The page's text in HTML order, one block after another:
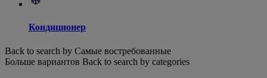
Кондиционер
Back to search by Самые востребованные
Больше вариантов Back to search by categories